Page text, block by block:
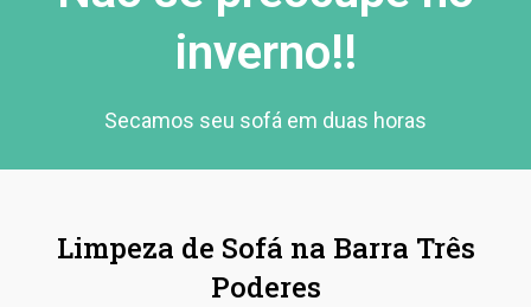
inverno!!
Secamos seu sofá em duas horas
Limpeza de Sofá na Barra Três
Poderes